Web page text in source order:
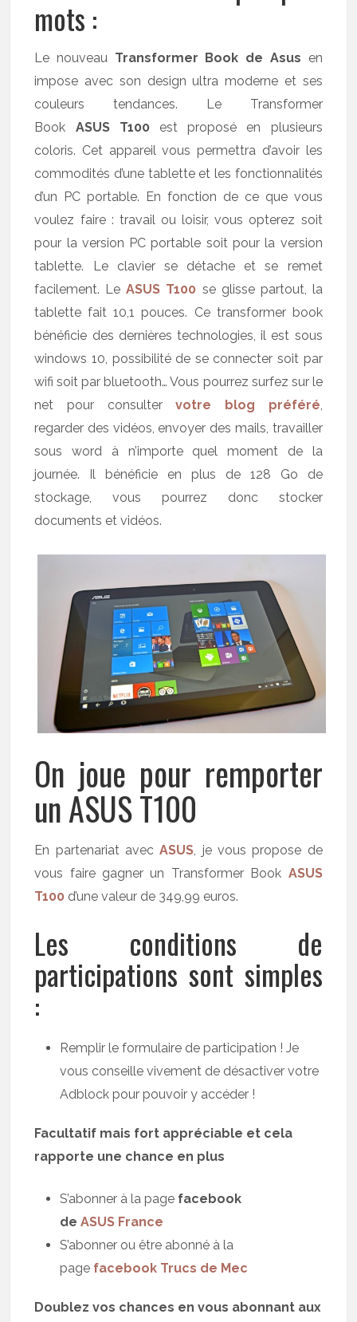
mots :
Le nouveau Transformer Book de Asus en
impose avec son design ultra moderne et ses
couleurs tendances. Le Transformer
Book ASUS T100est proposé en plusieurs
coloris. Cet appareil vous permettra d’avoir les
commodités d’une tablette et les fonctionnalités
d’un PC portable. En fonction de ce que vous
voulez faire : travail ou loisir, vous opterez soit
pour la version PC portable soit pour la version
tablette. Le clavier se détache et se remet
facilement. LeASUS T100 se glisse partout, la
tablette fait 10,1 pouces. Ce transformer book
bénéficie des dernières technologies, il est sous
windows 10, possibilité de se connecter soit par
wifi soit par bluetooth… Vous pourrez surfez sur le
net pour consultervotre blog préféré
regarder des vidéos, envoyer des mails, travailler
sous word à n’importe quel moment de la
journée. Il bénéficie en plus de 128 Go de
stockage, vous pourrez donc stocker
documents et vidéos.
On joue pour remporter
un ASUS T100
En partenariat avecASUS, je vous propose de
vous faire gagner un Transformer Book ASUS
T100 d’une valeur de 349,99 euros.
Les conditions de
participations sont simples
:
Remplir le formulaire de participation ! Je
vous conseille vivement de désactiver votre
Adblock pour pouvoir y accéder !
Facultatif mais fort appréciable et cela
rapporte une chance en plus
S’abonner à la page facebook
deASUS France
S’abonner ou être abonné à la
page facebook Trucs de Mec
Doublez vos chances en vous abonnant aux